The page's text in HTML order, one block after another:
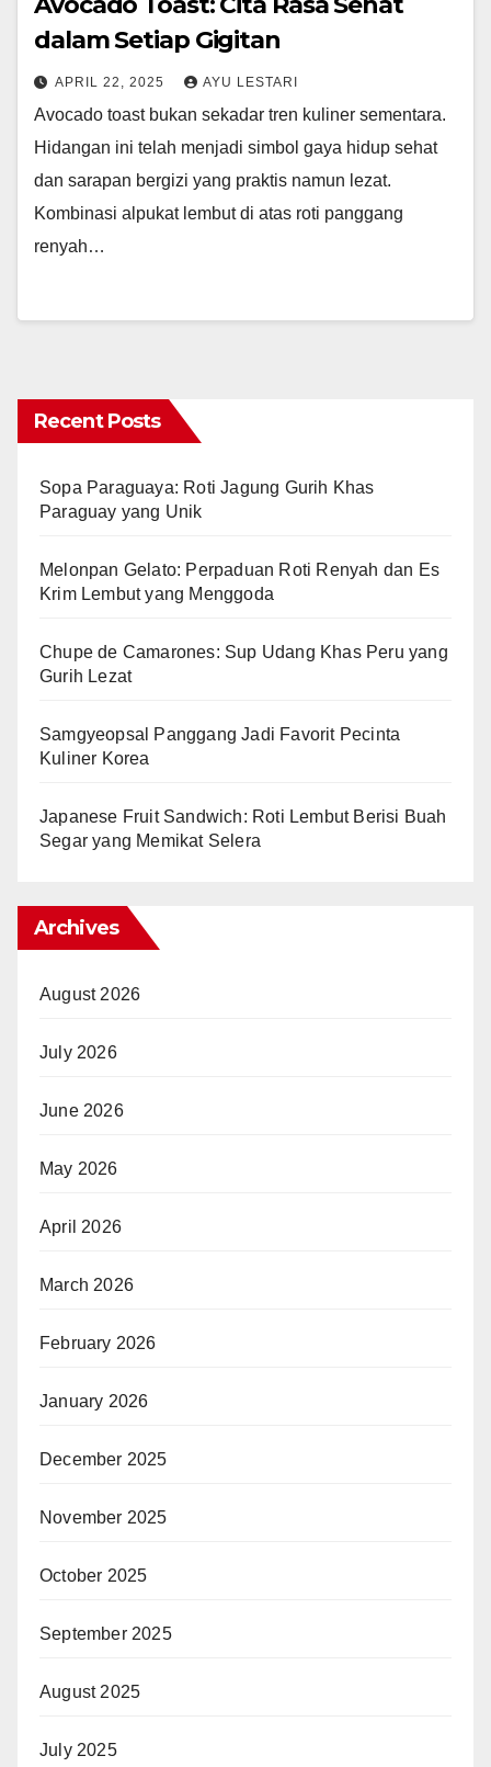
dalam Setiap Gigitan
APRIL 22, 2025 AYU LESTARI
Avocado toast bukan sekadar tren kuliner sementara.
Hidangan ini telah menjadi simbol gaya hidup sehat
dan sarapan bergizi yang praktis namun lezat.
Kombinasi alpukat lembut di atas roti panggang
renyah…
Recent Posts
Sopa Paraguaya: Roti Jagung Gurih Khas
Paraguay yang Unik
Melonpan Gelato: Perpaduan Roti Renyah dan Es
Krim Lembut yang Menggoda
Chupe de Camarones: Sup Udang Khas Peru yang
Gurih Lezat
Samgyeopsal Panggang Jadi Favorit Pecinta
Kuliner Korea
Japanese Fruit Sandwich: Roti Lembut Berisi Buah
Segar yang Memikat Selera
Archives
August 2026
July 2026
June 2026
May 2026
April 2026
March 2026
February 2026
January 2026
December 2025
November 2025
October 2025
September 2025
August 2025
July 2025